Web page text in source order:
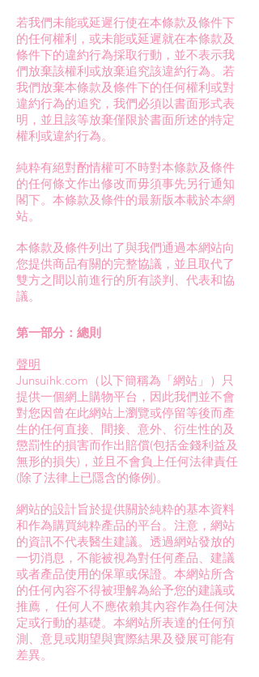
若我們未能或延遲行使在本條款及條件下
的任何權利，或未能或延遲就在本條款及
條件下的違約行為採取行動，並不表示我
們放棄該權利或放棄追究該違約行為。若
我們放棄本條款及條件下的任何權利或對
違約行為的追究，我們必須以書面形式表
明，並且該等放棄僅限於書面所述的特定
權利或違約行為。
純粋有絕對酌情權可不時對本條款及條件
的任何條文作出修改而毋須事先另行通知
閣下。本條款及條件的最新版本載於本網
站。
本條款及條件列出了與我們通過本網站向
您提供商品有關的完整協議，並且取代了
雙方之間以前進行的所有談判、代表和協
議。
第一部分：總則
聲明
Junsuihk.com（以下簡稱為「網站」）只
提供一個網上購物平台，因此我們並不會
對您因曾在此網站上瀏覽或停留等後而產
生的任何直接、間接、意外、衍生性的及
懲罰性的損害而作出賠償(包括金錢利益及
無形的損失)，並且不會負上任何法律責任
(除了法律上已隱含的條例)。
網站的設計旨於提供關於純粋的基本資料
和作為購買純粋產品的平台。注意，網站
的資訊不代表醫生建議。透過網站發放的
一切消息，不能被視為對任何產品、建議
或者產品使用的保單或保證。本網站所含
的任何內容不得被理解為給予您的建議或
推薦， 任何人不應依賴其內容作為任何決
定或行動的基礎。本網站所表達的任何預
測、意見或期望與實際結果及發展可能有
差異。